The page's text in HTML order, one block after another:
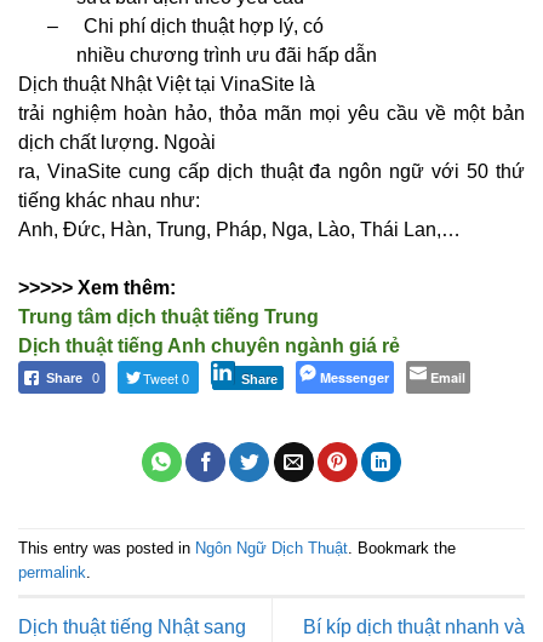
–
Chi phí dịch thuật hợp lý, có
nhiều chương trình ưu đãi hấp dẫn
Dịch thuật Nhật Việt tại VinaSite là
trải nghiệm hoàn hảo, thỏa mãn mọi yêu cầu về một bản
dịch chất lượng. Ngoài
ra, VinaSite cung cấp dịch thuật đa ngôn ngữ với 50 thứ
tiếng khác nhau như:
Anh, Đức, Hàn, Trung, Pháp, Nga, Lào, Thái Lan,…
>>>>> Xem thêm:
Trung tâm dịch thuật tiếng Trung
Dịch thuật tiếng Anh chuyên ngành giá rẻ
Share 0 Tweet 0 Share Messenger Email
This entry was posted in Ngôn Ngữ Dịch Thuật . Bookmark the
permalink
Dịch thuật tiếng Nhật sang
Bí kíp dịch thuật nhanh và